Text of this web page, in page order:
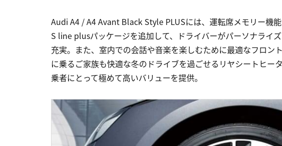
Audi A4 / A4 Avant Black Style PLUSには、運転席メモリー機
S line plusパッケージを追加して、ドライバーがパーソナライ
充実。また、室内での会話や音楽を楽しむために最適なフロン
に乗るご家族も快適な冬のドライブを過ごせるリヤシートヒー
乗者にとって極めて高いバリューを提供。